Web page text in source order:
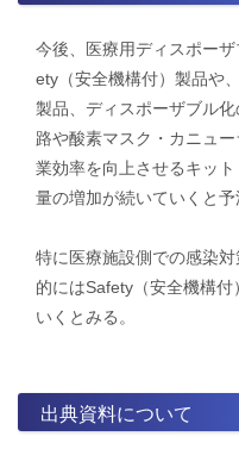
今後、医療用ディスポー
ety（安全機構付）製品や
製品、ディスポーザブル
路や酸素マスク・カニュ
業効率を向上させるキッ
量の増加が続いていくと予
特に医療施設側での感染
的にはSafety（安全機構
いくとみる。
出典資料について